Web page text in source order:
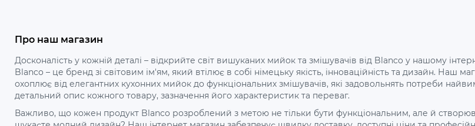
Про наш магазин
Досконалість у кожній деталі – відкрийте світ вишуканих мийок та змішувачів від Blanco у нашому
Blanco – це бренд зі світовим ім'ям, який втілює в собі німецьку якість, інноваційність та дизайн.
охоплює від елегантних кухонних мийок до функціональних змішувачів, які задовольнять потреби
детальний опис кожного товару, зазначення його характеристик та переваг.
Важливо, що кожен продукт Blanco розроблений з метою не тільки бути функціональним, але й